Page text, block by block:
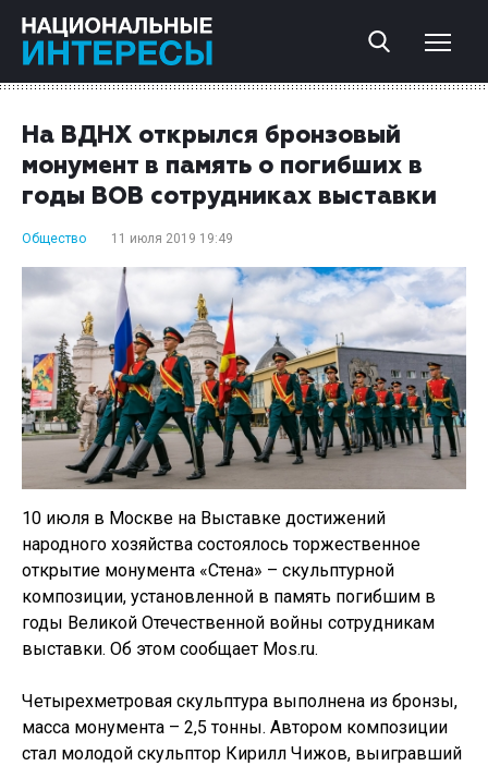
На ВДНХ открылся бронзовый
монумент в память о погибших в
годы ВОВ сотрудниках выставки
Общество 11 июля 2019 19:49
10 июля в Москве на Выставке достижений
народного хозяйства состоялось торжественное
открытие монумента «Стена» – скульптурной
композиции, установленной в память погибшим в
годы Великой Отечественной войны сотрудникам
выставки. Об этом сообщает Mos.ru.
Четырехметровая скульптура выполнена из бронзы,
масса монумента – 2,5 тонны. Автором композиции
стал молодой скульптор Кирилл Чижов, выигравший